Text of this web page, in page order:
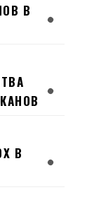
В
В